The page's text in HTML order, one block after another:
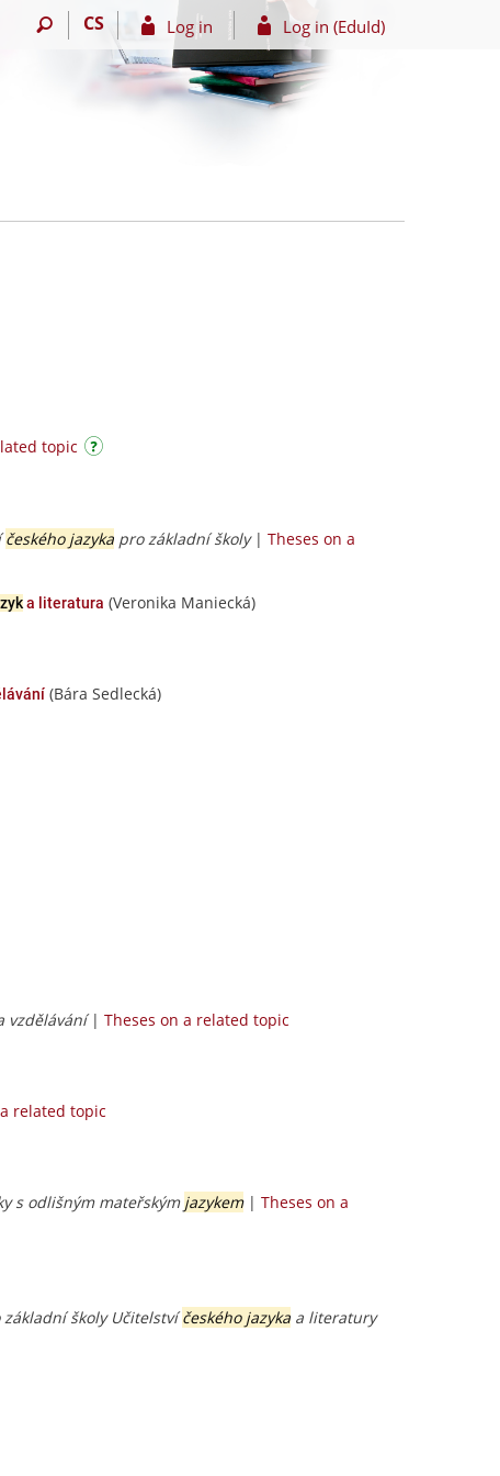
CS Log in Log in (EduId)
topic
českého jazyka pro základní školy| Theses on a
a literatura (Veronika Maniecká)
(Bára Sedlecká)
vzdělávání| Theses on a related topic
related topic
s odlišným mateřským jazykem| Theses on a
základní školy Učitelstvíčeského jazyka a literatury